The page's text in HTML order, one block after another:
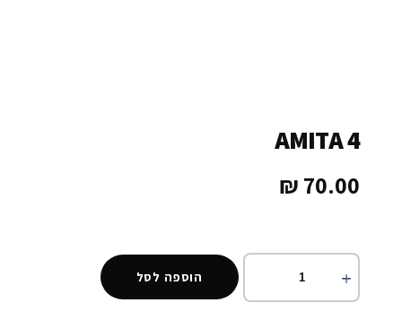
AMITA 4
70.00
₪
הוספה לסל